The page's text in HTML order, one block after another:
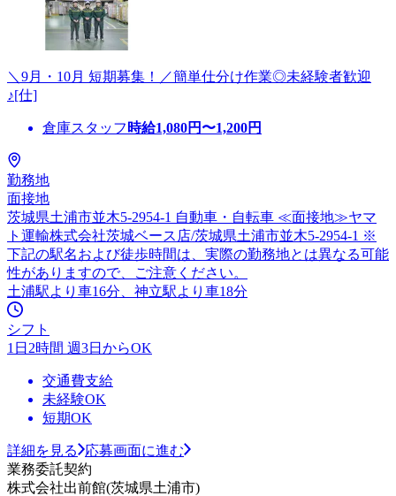
＼9月・10月 短期募集！／簡単仕分け作業◎未経験者歓迎
♪[仕]
倉庫スタッフ 時給1,080円〜1,200円
勤務地
面接地
茨城県土浦市並木5-2954-1 自動車・自転車 ≪面接地≫ヤマ
ト運輸株式会社茨城ベース店/茨城県土浦市並木5-2954-1 ※
下記の駅名および徒歩時間は、実際の勤務地とは異なる可能
性がありますので、ご注意ください。
土浦駅より車16分、神立駅より車18分
シフト
1日2時間 週3日からOK
交通費支給
未経験OK
短期OK
詳細を見る
応募画面に進む
業務委託契約
株式会社出前館(茨城県土浦市)